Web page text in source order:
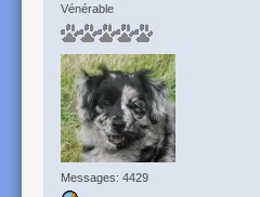
Vénérable
Messages: 4429